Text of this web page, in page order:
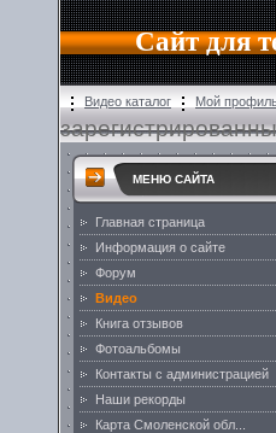
Сайт для
Видео каталог Мой
МЕНЮ САЙТА
Главная страница
Информация о сайте
Форум
Видео
Книга отзывов
Фотоальбомы
Контакты с администрацией
Наши рекорды
Карта Смоленской обл...